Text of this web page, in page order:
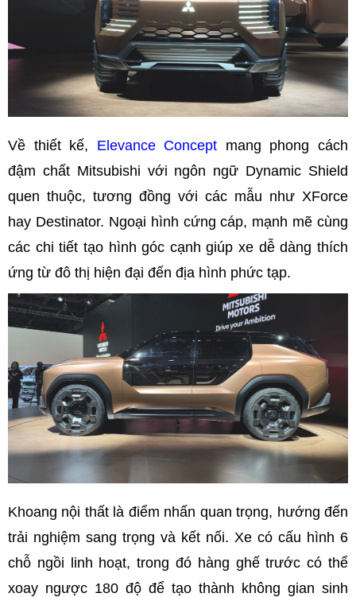
Về thiết kế, Elevance Concept mang phong cách
đậm chất Mitsubishi với ngôn ngữ Dynamic Shield
quen thuộc, tương đồng với các mẫu như XForce
hay Destinator. Ngoại hình cứng cáp, mạnh mẽ cùng
các chi tiết tạo hình góc cạnh giúp xe dễ dàng thích
ứng từ đô thị hiện đại đến địa hình phức tạp.
Khoang nội thất là điểm nhấn quan trọng, hướng đến
trải nghiệm sang trọng và kết nối. Xe có cấu hình 6
chỗ ngồi linh hoạt, trong đó hàng ghế trước có thể
xoay ngược 180 độ để tạo thành không gian sinh